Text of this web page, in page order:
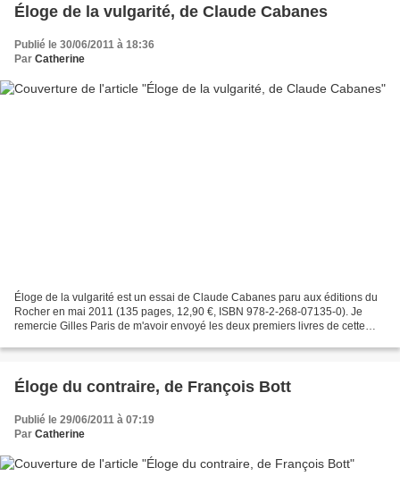
Éloge de la vulgarité, de Claude Cabanes
Publié le 30/06/2011 à 18:36
Par Catherine
Éloge de la vulgarité est un essai de Claude Cabanes paru aux éditions du
Rocher en mai 2011 (135 pages, 12,90 €, ISBN 978-2-268-07135-0). Je
remercie Gilles Paris de m'avoir envoyé les deux premiers livres de cette
Éloge du contraire, de François Bott
Publié le 29/06/2011 à 07:19
Par Catherine